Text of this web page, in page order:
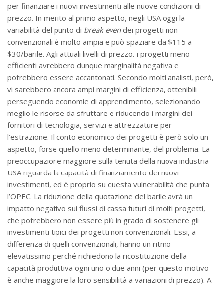
per finanziare i nuovi investimenti alle nuove condizioni di
prezzo. In merito al primo aspetto, negli USA oggi la
variabilità del punto di break evendei progetti non
convenzionali è molto ampia e può spaziare da $115 a
$30/barile. Agli attuali livelli di prezzo, i progetti meno
efficienti avrebbero dunque marginalità negativa e
potrebbero essere accantonati. Secondo molti analisti, però,
vi sarebbero ancora ampi margini di efficienza, ottenibili
perseguendo economie di apprendimento, selezionando
meglio le risorse da sfruttare e riducendo i margini dei
fornitori di tecnologia, servizi e attrezzature per
l’estrazione. Il conto economico dei progetti è però solo un
aspetto, forse quello meno determinante, del problema. La
preoccupazione maggiore sulla tenuta della nuova industria
USA riguarda la capacità di finanziamento dei nuovi
investimenti, ed è proprio su questa vulnerabilità che punta
l’OPEC. La riduzione della quotazione del barile avrà un
impatto negativo sui flussi di cassa futuri di molti progetti,
che potrebbero non essere più in grado di sostenere gli
investimenti tipici dei progetti non convenzionali. Essi, a
differenza di quelli convenzionali, hanno un ritmo
elevatissimo perché richiedono la ricostituzione della
capacità produttiva ogni uno o due anni (per questo motivo
è anche maggiore la loro sensibilità a variazioni di prezzo). A